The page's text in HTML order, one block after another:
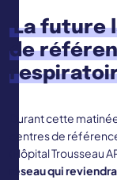
La future
de
Durant cette
centres de
(Hôpital Trousseau
réseau qui